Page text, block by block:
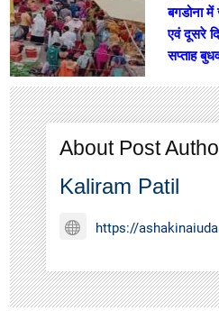
बगडोना
एवं दूसरे
सप्ताह
About Post
Kaliram Patil
https://